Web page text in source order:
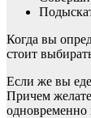
Когда вы
стоит
Если же вы
Причем
одновременно